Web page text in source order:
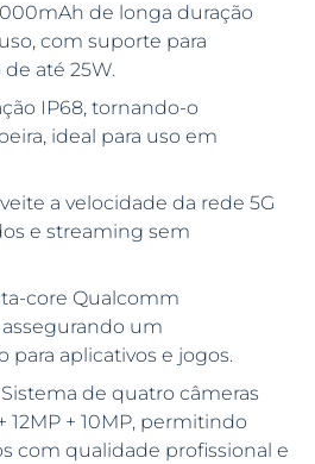
de longa duração
com suporte para
até 25W.
IP68, tornando-o
ideal para uso em
a velocidade da rede 5G
e streaming sem
core Qualcomm
um
aplicativos e jogos.
Sistema de quatro câmeras
12MP + 10MP, permitindo
com qualidade profissional e